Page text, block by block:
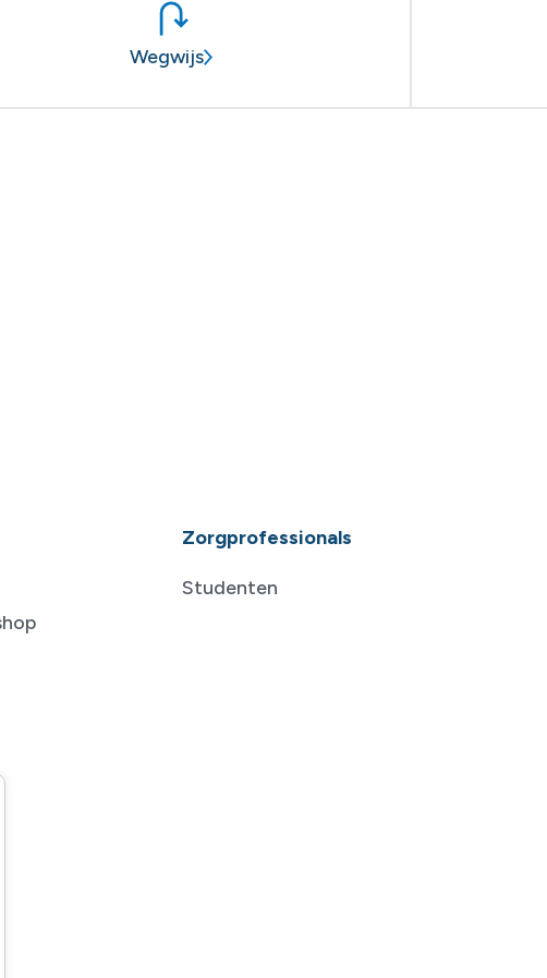
Wegwijs
Zorgprofessionals
Studenten